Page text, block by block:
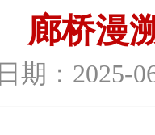
廊桥漫
日期： 2025-